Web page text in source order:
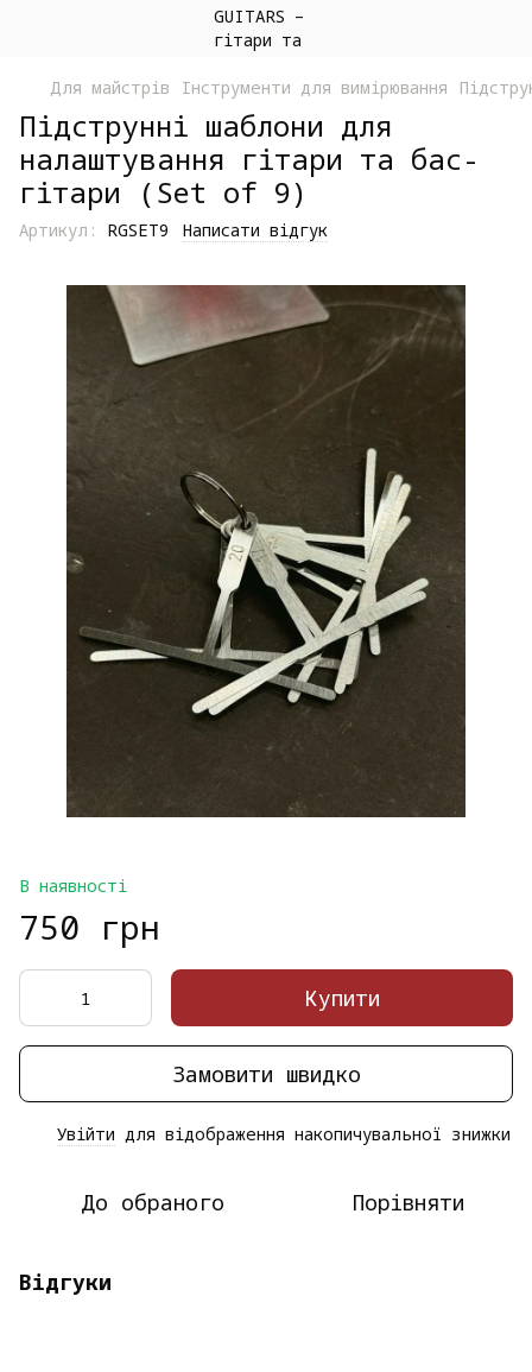
Для майстрів Інструменти для вимірювання
Підструнні шаблони для
налаштування гітари та бас-
гітари (Set of 9)
Артикул: RGSET9 Написати відгук
В наявності
750 грн
Купити
Замовити швидко
Увійти для відображення накопичувальної знижки
До обраного Порівняти
Відгуки